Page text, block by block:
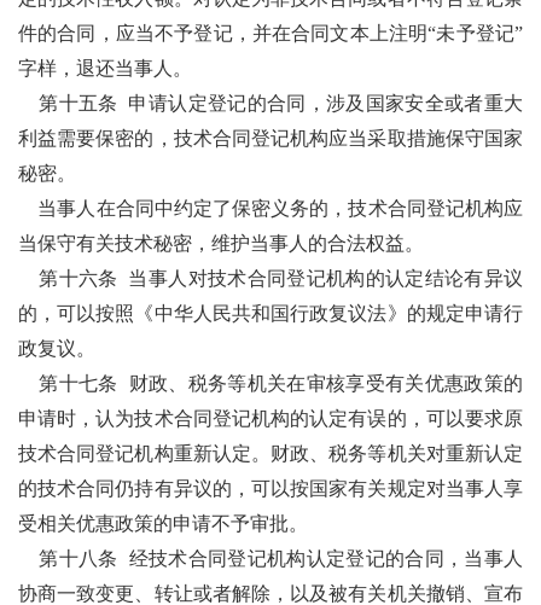
件的合同，应当不予登记，并在合同文本上注明“未予登记”
字样，退还当事人。
第十五条
申请认定登记的合同，涉及国家安全或者重大
利益需要保密的，技术合同登记机构应当采取措施保守国家
秘密。
当事人在合同中约定了保密义务的，技术合同登记机构应
当保守有关技术秘密，维护当事人的合法权益。
第十六条
当事人对技术合同登记机构的认定结论有异议
的，可以按照《中华人民共和国行政复议法》的规定申请行
政复议。
第十七条
财政、税务等机关在审核享受有关优惠政策的
申请时，认为技术合同登记机构的认定有误的，可以要求原
技术合同登记机构重新认定。财政、税务等机关对重新认定
的技术合同仍持有异议的，可以按国家有关规定对当事人享
受相关优惠政策的申请不予审批。
第十八条
经技术合同登记机构认定登记的合同，当事人
协商一致变更、转让或者解除，以及被有关机关撤销、宣布